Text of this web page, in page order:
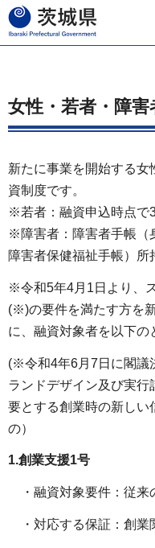
茨城県
女性・若者・障
新たに事業を開始する女
資制度です。
※若者：融資申込時点で
※障害者：障害者手帳（
障害者保健福祉手帳）所
※令和5年4月1日より、
(※)の要件を満たす方を
に、融資対象者を以下の
(※令和4年6月7日に閣議
ランドデザイン及び実行
要とする創業時の新しい
の）
1.創業支援1号
・融資対象要件：従来
・対応する保証：創業